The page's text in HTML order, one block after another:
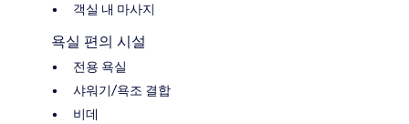
객실 내 마사지
욕실 편의 시설
전용 욕실
샤워기/욕조 결합
비데